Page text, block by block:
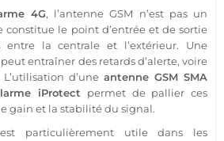
4G, l’antenne GSM n’est pas un
constitue le point d’entrée et de sortie
entre lacentrale et l’extérieur. Une
entraîner des retards d’alerte, voire
d’une antenne GSMSMA
iProtect permet de pallier ces
gain et la stabilité du signal.
particulièrement utile dans les